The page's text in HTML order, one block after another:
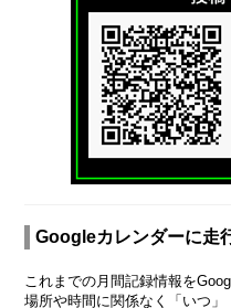
Googleカレンダーに走
これまでの月間記録情報を
場所や時間に関係なく「いつ